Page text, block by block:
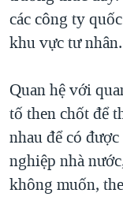
các công ty
khu vực tư nhân.
Quan hệ với
tố then chốt để
nhau để có
nghiệp nhà
không muốn,